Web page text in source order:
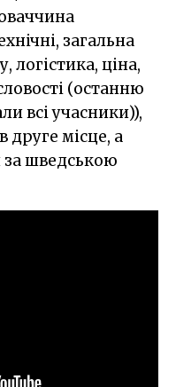
загальна
логістика, ціна,
(останню
всі учасники)),
друге місце, а
шведською